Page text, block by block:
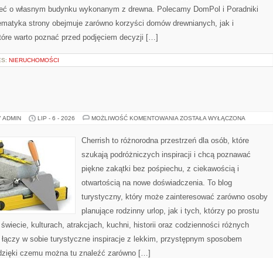
o własnym budynku wykonanym z drewna. Polecamy DomPol i Poradniki
strony obejmuje zarówno korzyści domów drewnianych, jak i
warto poznać przed podjęciem decyzji […]
NIERUCHOMOŚCI
ADMIN LIP - 6 - 2026 MOŻLIWOŚĆ KOMENTOWANIA ROSJA
ZOSTAŁA WYŁĄCZONA
Cherrish to różnorodna przestrzeń dla osób, które
szukają podróżniczych inspiracji i chcą poznawać
piękne zakątki bez pośpiechu, z ciekawością i
otwartością na nowe doświadczenia. To blog
turystyczny, który może zainteresować zarówno osoby
planujące rodzinny urlop, jak i tych, którzy po prostu
kulturach, atrakcjach, kuchni, historii oraz codzienności różnych
łączy w sobie turystyczne inspiracje z lekkim, przystępnym sposobem
czemu można tu znaleźć zarówno […]